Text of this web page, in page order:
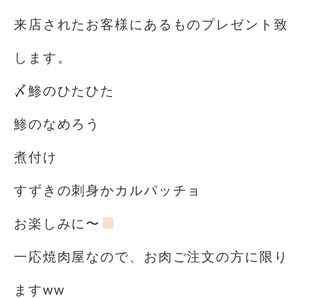
来店されたお客様にあるものプレゼント致
します。
〆鯵のひたひた
鯵のなめろう
煮付け
すずきの刺身かカルパッチョ
お楽しみに〜
一応焼肉屋なので、お肉ご注文の方に限り
ますww